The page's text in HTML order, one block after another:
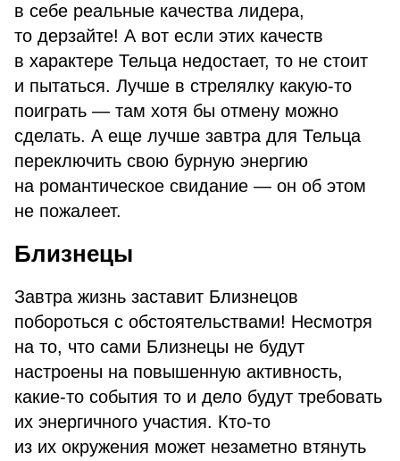
в себе реальные качества лидера,
то дерзайте! А вот если этих качеств
в характере Тельца недостает, то не стоит
и пытаться. Лучше в стрелялку какую-то
поиграть — там хотя бы отмену можно
сделать. А еще лучше завтра для Тельца
переключить свою бурную энергию
на романтическое свидание — он об этом
не пожалеет.
Близнецы
Завтра жизнь заставит Близнецов
побороться с обстоятельствами! Несмотря
на то, что сами Близнецы не будут
настроены на повышенную активность,
какие-то события то и дело будут требовать
их энергичного участия. Кто-то
из их окружения может незаметно втянуть